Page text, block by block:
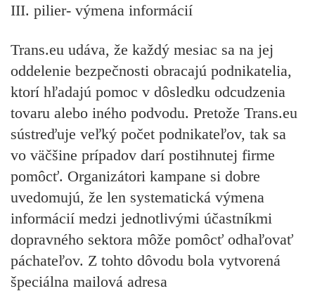
III. pilier- výmena informácií
Trans.eu udáva, že každý mesiac sa na jej
oddelenie bezpečnosti obracajú podnikatelia,
ktorí hľadajú pomoc v dôsledku odcudzenia
tovaru alebo iného podvodu. Pretože Trans.eu
sústreďuje veľký počet podnikateľov, tak sa
vo väčšine prípadov darí postihnutej firme
pomôcť. Organizátori kampane si dobre
uvedomujú, že len systematická výmena
informácií medzi jednotlivými účastníkmi
dopravného sektora môže pomôcť odhaľovať
páchateľov. Z tohto dôvodu bola vytvorená
špeciálna mailová adresa